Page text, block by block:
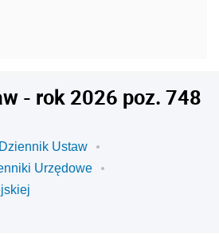
- rok 2026 poz. 748
Dziennik Ustaw
Urzędowe